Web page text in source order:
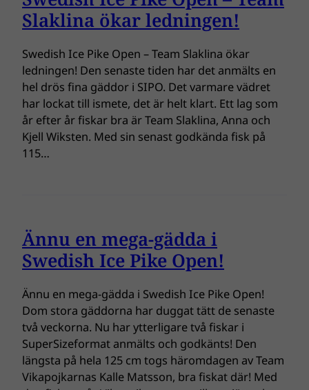
Slaklina ökar ledningen!
Swedish Ice Pike Open – Team Slaklina ökar
ledningen! Den senaste tiden har det anmälts en
hel drös fina gäddor i SIPO. Det varmare vädret
har lockat till ismete, det är helt klart. Ett lag som
år efter år fiskar bra är Team Slaklina, Anna och
Kjell Wiksten. Med sin senast godkända fisk på
115…
Ännu en mega-gädda i
Swedish Ice Pike Open!
Ännu en mega-gädda i Swedish Ice Pike Open!
Dom stora gäddorna har duggat tätt de senaste
två veckorna. Nu har ytterligare två fiskar i
SuperSizeformat anmälts och godkänts! Den
längsta på hela 125 cm togs häromdagen av Team
Vikapojkarnas Kalle Matsson, bra fiskat där! Med